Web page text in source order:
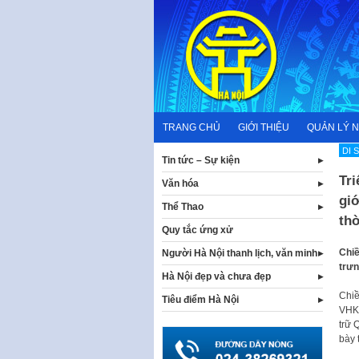
content
TRANG CHỦ GIỚI THIỆU QUẢN LÝ
DI
trữ
bày
Tin tức – Sự kiện
Văn hóa
Thể Thao
Quy tắc ứng xử
Người Hà Nội thanh lịch, văn minh
Hà Nội đẹp và chưa đẹp
Tiêu điểm Hà Nội